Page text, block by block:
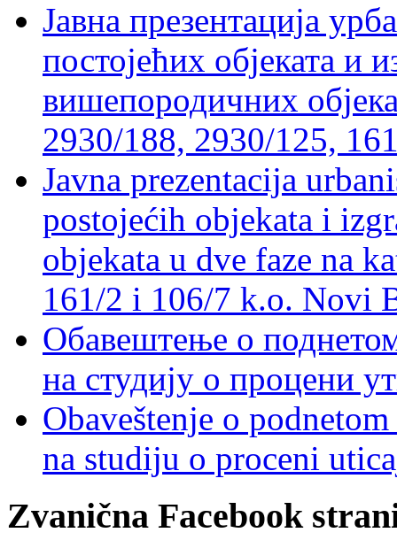
Јавна презентација
постојећих објеката и
вишепородичних
2930/188, 2930/125,
Javna prezentacija
postojećih objekata i
objekata u dve faze na
161/2 i 106/7 k.o. Novi
Обавештење о поднетом
на студију о процени
Obaveštenje o
na studiju o proceni
Zvanična Facebook